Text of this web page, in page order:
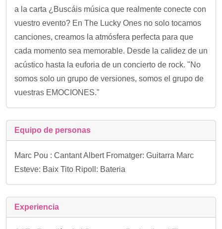
a la carta ¿Buscáis música que realmente conecte con
vuestro evento? En The Lucky Ones no solo tocamos
canciones, creamos la atmósfera perfecta para que
cada momento sea memorable. Desde la calidez de un
acústico hasta la euforia de un concierto de rock. "No
somos solo un grupo de versiones, somos el grupo de
vuestras EMOCIONES."
Equipo de personas
Marc Pou : Cantant Albert Fromatger: Guitarra Marc
Esteve: Baix Tito Ripoll: Bateria
Experiencia